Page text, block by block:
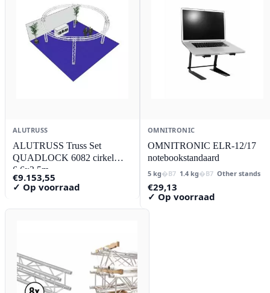
ALUTRUSS
ALUTRUSS Truss Set
QUADLOCK 6082 cirkel
6.6x3.5m
€9.153,55
✓ Op voorraad
OMNITRONIC
OMNITRONIC ELR-12/17
notebookstandaard
5 kg 1.4 kg Other stands
€29,13
✓ Op voorraad